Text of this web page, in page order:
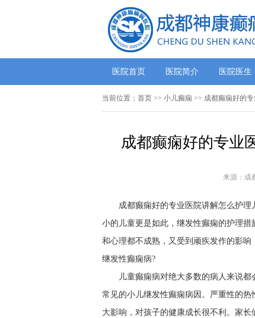
医院首页 医院简介 医院医生
当前位置： 首页 >> 小儿癫痫 >> 成都癫痫好的
成都癫痫好的专业
来源：成
成都癫痫好的专业医院讲解怎么护
小的儿童更是如此，继发性癫痫的护理
和心理都不成熟，又受到顽疾发作的影
继发性癫痫病?
儿童癫痫病对绝大多数的病人来说
常见的小儿继发性癫痫病因。严重性的
大影响，对孩子的健康成长很不利。家